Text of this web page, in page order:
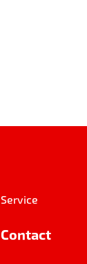
Service
Contact